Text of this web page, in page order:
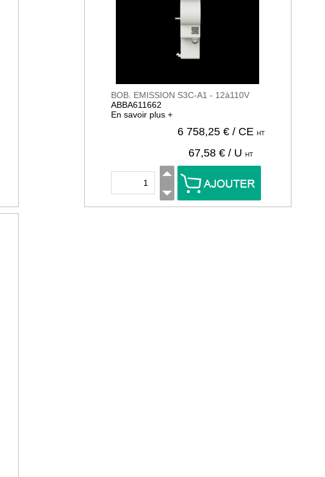
BOB. EMISSION S3C-A1 - 12à110V
ABBA611662
En savoir plus +
6 758,25 € / CE HT
67,58€ / U HT